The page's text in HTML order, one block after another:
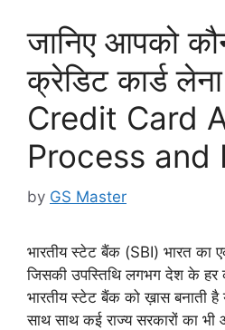
जानिए आपको
क्रेडिट कार्ड
Credit Card
Process and
by GS Master
भारतीय स्टेट बैंक (SBI) भारत का
जिसकी उपस्तिथि लगभग देश के हर
भारतीय स्टेट बैंक को ख़ास बनाती
साथ साथ कई राज्य सरकारों का